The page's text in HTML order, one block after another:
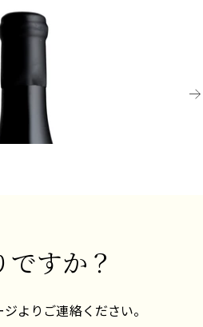
ル・ヴルトゥーレ、ス
カルボーネ
ですか？
よりご連絡ください。